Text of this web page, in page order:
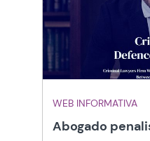
WEB INFORMATIVA
Abogado